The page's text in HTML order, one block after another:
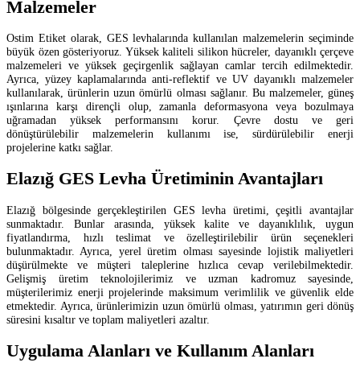
Malzemeler
Ostim Etiket olarak, GES levhalarında kullanılan malzemelerin seçiminde
büyük özen gösteriyoruz. Yüksek kaliteli silikon hücreler, dayanıklı çerçeve
malzemeleri ve yüksek geçirgenlik sağlayan camlar tercih edilmektedir.
Ayrıca, yüzey kaplamalarında anti-reflektif ve UV dayanıklı malzemeler
kullanılarak, ürünlerin uzun ömürlü olması sağlanır. Bu malzemeler, güneş
ışınlarına karşı dirençli olup, zamanla deformasyona veya bozulmaya
uğramadan yüksek performansını korur. Çevre dostu ve geri
dönüştürülebilir malzemelerin kullanımı ise, sürdürülebilir enerji
projelerine katkı sağlar.
Elazığ GES Levha Üretiminin Avantajları
Elazığ bölgesinde gerçekleştirilen GES levha üretimi, çeşitli avantajlar
sunmaktadır. Bunlar arasında, yüksek kalite ve dayanıklılık, uygun
fiyatlandırma, hızlı teslimat ve özelleştirilebilir ürün seçenekleri
bulunmaktadır. Ayrıca, yerel üretim olması sayesinde lojistik maliyetleri
düşürülmekte ve müşteri taleplerine hızlıca cevap verilebilmektedir.
Gelişmiş üretim teknolojilerimiz ve uzman kadromuz sayesinde,
müşterilerimiz enerji projelerinde maksimum verimlilik ve güvenlik elde
etmektedir. Ayrıca, ürünlerimizin uzun ömürlü olması, yatırımın geri dönüş
süresini kısaltır ve toplam maliyetleri azaltır.
Uygulama Alanları ve Kullanım Alanları